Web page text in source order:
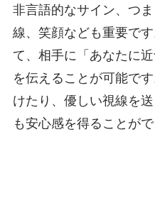
非言語的なサイン、つ
線、笑顔なども重要で
て、相手に「あなたに
を伝えることが可能で
けたり、優しい視線を
も安心感を得ることがで